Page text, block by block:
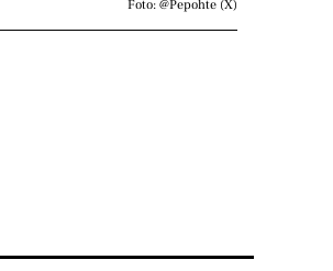
Foto: @Pepohte (X)